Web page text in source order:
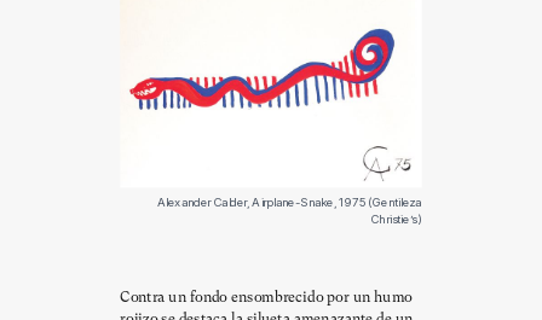
Alexander Calder, Airplane-Snake, 1975 (Gentileza
Christie’s)
Contra un fondo ensombrecido por un humo